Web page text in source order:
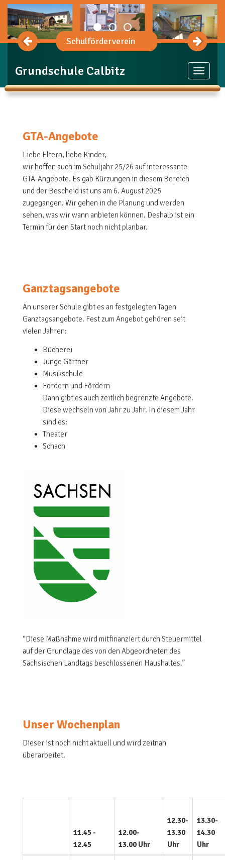
Toggle
Grundschule Calbitz
Schulförderverein
GTA-Angebote
Liebe Eltern, liebe Kinder,
wir hoffen auch im Schuljahr 25/26 auf interessante
GTA-Angebote. Es gab Kürzungen in diesem Bereich
und der Bescheid ist uns am 6. August 2025
zugegangen. Wir gehen in die Planung und werden
sehen, was wir wann anbieten können. Deshalb ist ein
Termin für den Start noch nicht planbar.
Ganztagsangebote
An unserer Schule gibt es an festgelegten Tagen
Ganztagsangebote. Fest zum Angebot gehören seit
vielen Jahren:
Bücherei
Junge Gärtner
Musikschule
Fordern und Fördern
Dann gibt es auch zeitlich begrenzte Angebote.
Diese wechseln von Jahr zu Jahr. In diesem Jahr
sind es:
Theater
Schach
“Diese Maßnahme wird mitfinanziert durch Steuermittel
auf der Grundlage des von den Abgeordneten des
Sächsischen Landtags beschlossenen Haushaltes.”
Unser Wochenplan
Dieser ist noch nicht aktuell und wird zeitnah
überarbeitet.
11.45 -
12.45
12.00-
13.00 Uhr
12.30-
13.30
Uhr
13.30-
14.30
Uhr